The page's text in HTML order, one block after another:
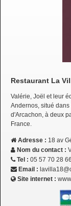
Restaurant La
Valérie, Joël et leur
Andernos, situé
d'Arcachon, à deux
France.
Adresse : 18 av
Nom du contact :
Tel : 05 57 70 28 66
Email :
Site internet :